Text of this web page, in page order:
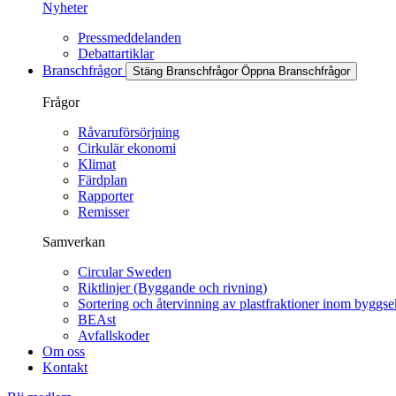
Nyheter
Pressmeddelanden
Debattartiklar
Branschfrågor
Stäng Branschfrågor Öppna Branschfrågor
Frågor
Råvaruförsörjning
Cirkulär ekonomi
Klimat
Färdplan
Rapporter
Remisser
Samverkan
Circular Sweden
Riktlinjer (Byggande och rivning)
Sortering och återvinning av plastfraktioner inom
BEAst
Avfallskoder
Om oss
Kontakt